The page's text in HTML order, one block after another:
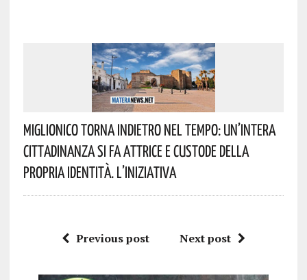
Miglionico Torna Indietro Nel Tempo: Un’intera
Cittadinanza Si Fa Attrice E Custode Della
Propria Identità. L’iniziativa
Previous post Next post